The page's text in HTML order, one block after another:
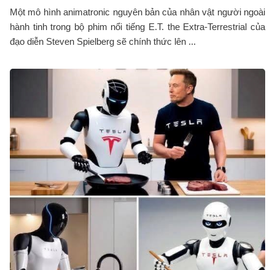
Một mô hình animatronic nguyên bản của nhân vật người ngoài
hành tinh trong bộ phim nổi tiếng E.T. the Extra-Terrestrial của
đạo diễn Steven Spielberg sẽ chính thức lên ...